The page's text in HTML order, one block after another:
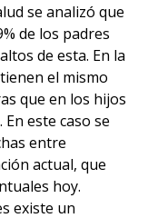
se analizó que
de los padres
de esta. En la
el mismo
que en los hijos
este caso se
entre
actual, que
hoy.
existe un